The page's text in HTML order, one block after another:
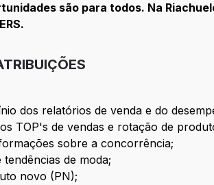
são para todos. Na
dos relatórios de venda e do
TOP's de vendas e rotação de
sobre a concorrência;
de moda;
novo (PN);